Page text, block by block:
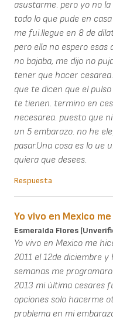
asustarme. pero yo no
todo lo que pude en
me fui.llegue en 8 de
pero ella no espero esas
no bajaba, me dijo no
tener que hacer
que te dicen que el
te tienen. termino en
necesarea. puesto que
un 5 embarazo. no he
pasar.Una cosa es lo ue
quiera que desees.
Respuesta
Yo vivo en Mexico
Esmeralda Flores
Yo vivo en Mexico me
2011 el 12de diciembre
semanas me
2013 mi última cesares
opciones solo hacerme
problema en mi